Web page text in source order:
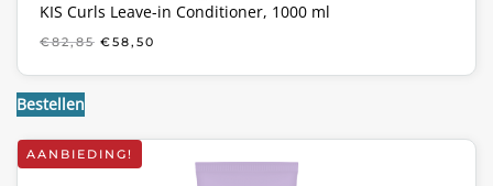
KIS Curls Leave-in Conditioner, 1000 ml
€82,85 OORSPRONKELIJKE
WAS:
€58,50
IS:
Bestellen
AANBIEDING!